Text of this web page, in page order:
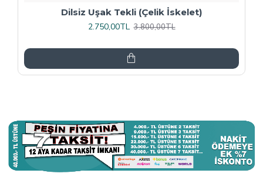
Tv Lcd Standı 5484
3.375,00TL 4.500,00TL